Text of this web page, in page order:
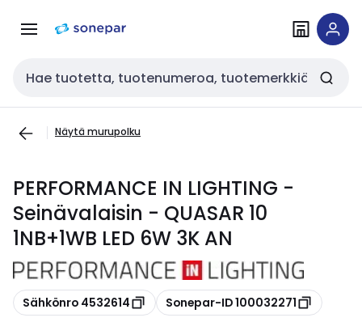
navigointiinsisältöön
Haku
Näytä murupolku
PERFORMANCE IN LIGHTING -
Seinävalaisin - QUASAR 10
1NB+1WB LED 6W 3K AN
Kopioi
Sähkönro 4532614 Kopioi
Sonepar-ID 100032271